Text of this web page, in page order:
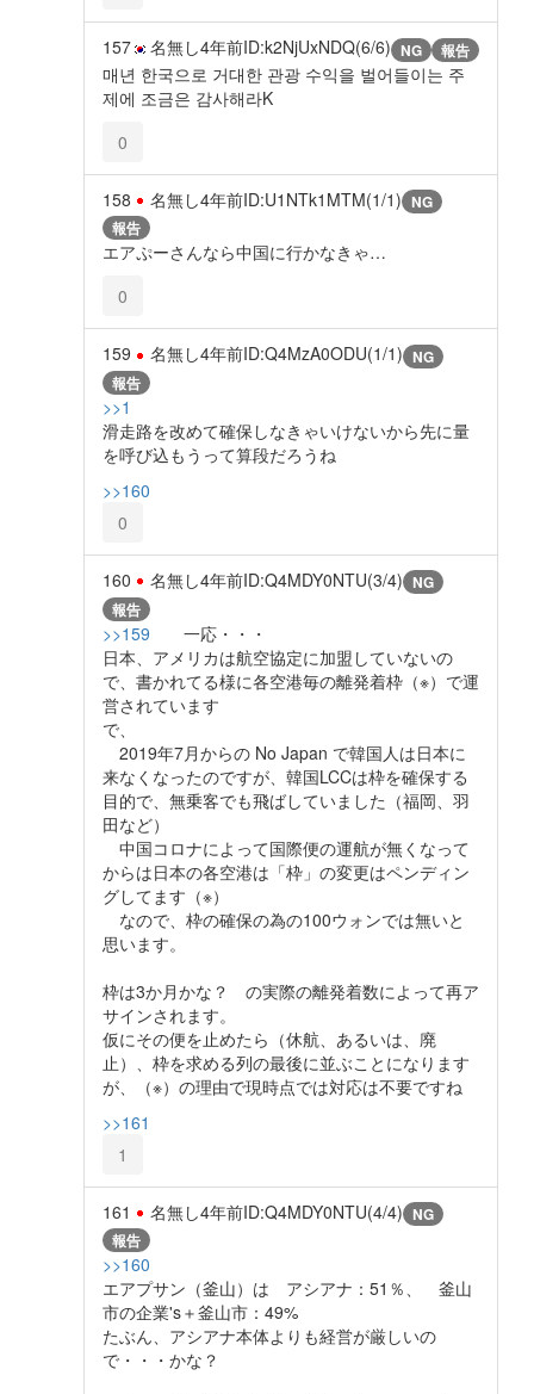
157 名無し4年前ID:k2NjUxNDQ(6/6) NG 報告
매년 한국으로 거대한 관광 수익을 벌어들이는 주
제에 조금은 감사해라K
0
158 名無し4年前ID:U1NTk1MTM(1/1) NG
報告
エアぷーさんなら中国に行かなきゃ…
0
159 名無し4年前ID:Q4MzA0ODU(1/1) NG
報告
>>1
滑走路を改めて確保しなきゃいけないから先に量
を呼び込もうって算段だろうね
>>160
0
160 名無し4年前ID:Q4MDY0NTU(3/4) NG
報告
>>159 一応・・・
日本、アメリカは航空協定に加盟していないの
で、書かれてる様に各空港毎の離発着枠（※）で運
営されています
で、
2019年7月からの No Japan で韓国人は日本に
来なくなったのですが、韓国LCCは枠を確保する
目的で、無乗客でも飛ばしていました（福岡、羽
田など）
中国コロナによって国際便の運航が無くなって
からは日本の各空港は「枠」の変更はペンディン
グしてます（※）
なので、枠の確保の為の100ウォンでは無いと
思います。
枠は3か月かな？ の実際の離発着数によって再ア
サインされます。
仮にその便を止めたら（休航、あるいは、廃
止）、枠を求める列の最後に並ぶことになります
が、（※）の理由で現時点では対応は不要ですね
>>161
1
161 名無し4年前ID:Q4MDY0NTU(4/4) NG
報告
>>160
エアプサン（釜山）は アシアナ：51％、 釜山
市の企業's＋釜山市：49%
たぶん、アシアナ本体よりも経営が厳しいの
で・・・かな？